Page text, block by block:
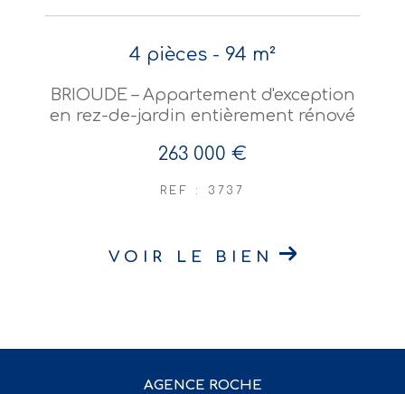
4 pièces - 94 m²
BRIOUDE – Appartement d'exception
en rez-de-jardin entièrement rénové
263 000 €
REF : 3737
VOIR LE BIEN
AGENCE ROCHE